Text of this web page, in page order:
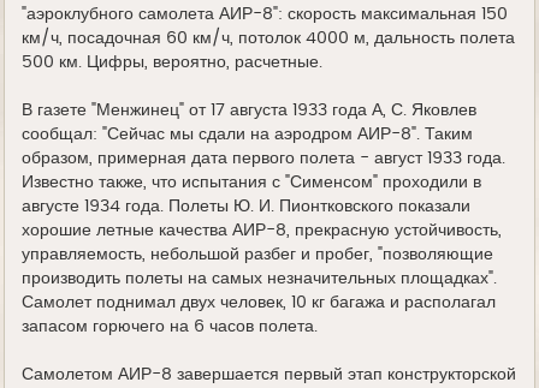
"аэроклубного самолета АИР-8": скорость максимальная 150
км/ч, посадочная 60 км/ч, потолок 4000 м, дальность полета
500 км. Цифры, вероятно, расчетные.
В газете "Менжинец" от 17 августа 1933 года А, С. Яковлев
сообщал: "Сейчас мы сдали на аэродром АИР-8". Таким
образом, примерная дата первого полета - август 1933 года.
Известно также, что испытания с "Сименсом" проходили в
августе 1934 года. Полеты Ю. И. Пионтковского показали
хорошие летные качества АИР-8, прекрасную устойчивость,
управляемость, небольшой разбег и пробег, "позволяющие
производить полеты на самых незначительных площадках".
Самолет поднимал двух человек, 10 кг багажа и располагал
запасом горючего на 6 часов полета.
Самолетом АИР-8 завершается первый этап конструкторской